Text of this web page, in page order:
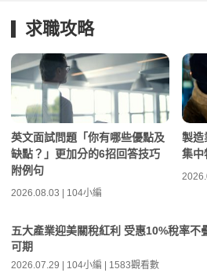
求職攻略
英文面試問題「你有哪些優點及
缺點？」更加分的6招回答技巧
附例句
2026.08.03 | 104小編
製造
集中
五大產業迎美關稅紅利 受惠10%稅率不
可期
2026.07.29 | 104小編 | 1583觀看數